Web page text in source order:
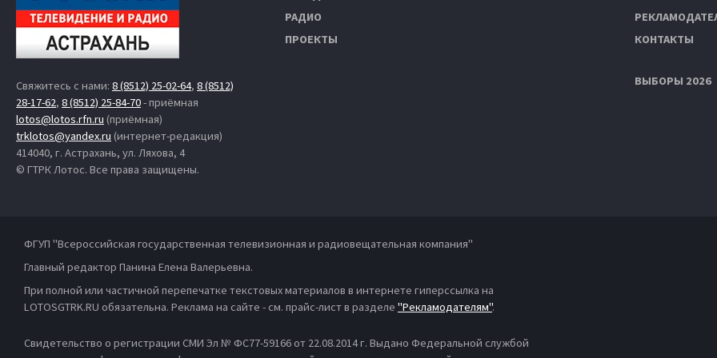
Свяжитесь с нами: 8 (8512) 25-02-64, 8 (8512)
28-17-62, 8 (8512) 25-84-70- приёмная
lotos@lotos.rfn.ru (приёмная)
trklotos@yandex.ru (интернет-редакция)
414040, г. Астрахань, ул. Ляхова, 4
© ГТРК Лотос. Все права защищены.
РАДИО
ПРОЕКТЫ
КОНТАКТЫ
ВЫБОРЫ 2026
ФГУП "Всероссийская государственная телевизионная и радиовещательная компания"
Главный редактор Панина Елена Валерьевна.
При полной или частичной перепечатке текстовых материалов в интернете гиперссылка на
LOTOSGTRK.RU обязательна. Реклама на сайте - см. прайс-лист в разделе "Рекламодателям".
Свидетельство о регистрации СМИ Эл № ФС77-59166 от 22.08.2014 г. Выдано Федеральной службой